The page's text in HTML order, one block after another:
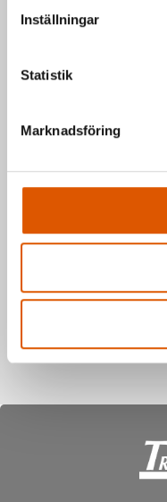
Inställningar
Statistik
Marknadsföring